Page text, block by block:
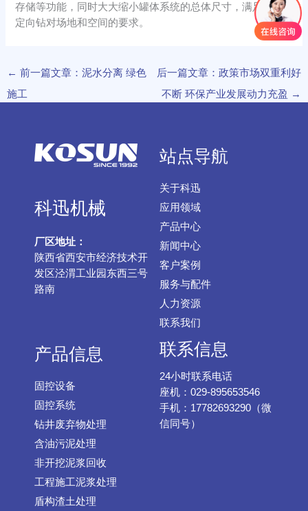
存储等功能，同时大大缩小罐体系统的总体尺寸，满足水平
定向钻对场地和空间的要求。
← 前一篇文章：泥水分离 绿色
施工
后一篇文章：政策市场双重利好
不断 环保产业发展动力充盈 →
科迅机械
厂区地址：
陕西省西安市经济技术开
发区泾渭工业园东西三号
路南
站点导航
关于科迅
应用领域
产品中心
新闻中心
客户案例
服务与配件
人力资源
联系我们
产品信息
固控设备
固控系统
钻井废弃物处理
含油污泥处理
非开挖泥浆回收
工程施工泥浆处理
盾构渣土处理
联系信息
24小时联系电话
座机：029-895653546
手机：17782693290（微
信同号）